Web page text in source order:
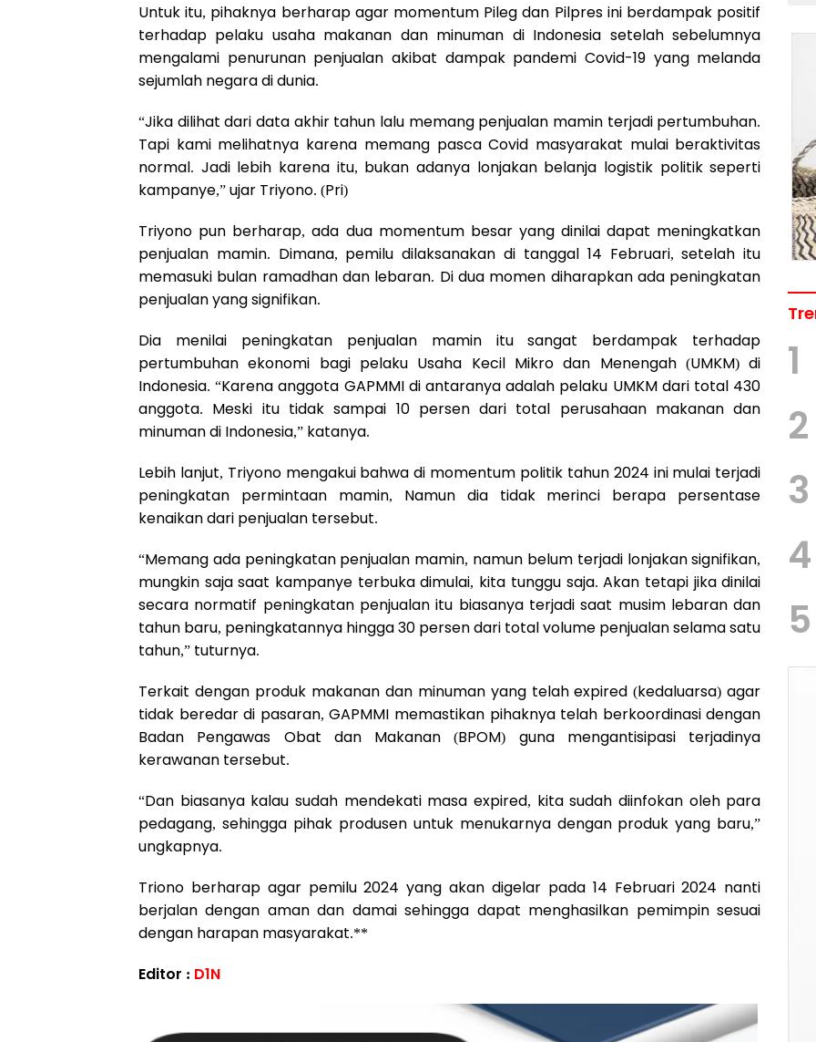
Untuk itu, pihaknya berharap agar momentum Pileg dan Pilpres ini berdampak positif
terhadap pelaku usaha makanan dan minuman di Indonesia setelah sebelumnya
mengalami penurunan penjualan akibat dampak pandemi Covid-19 yang melanda
sejumlah negara di dunia.
“Jika dilihat dari data akhir tahun lalu memang penjualan mamin terjadi pertumbuhan.
Tapi kami melihatnya karena memang pasca Covid masyarakat mulai beraktivitas
normal. Jadi lebih karena itu, bukan adanya lonjakan belanja logistik politik seperti
kampanye,” ujar Triyono. (Pri)
Triyono pun berharap, ada dua momentum besar yang dinilai dapat meningkatkan
penjualan mamin. Dimana, pemilu dilaksanakan di tanggal 14 Februari, setelah itu
memasuki bulan ramadhan dan lebaran. Di dua momen diharapkan ada peningkatan
penjualan yang signifikan.
Dia menilai peningkatan penjualan mamin itu sangat berdampak terhadap
pertumbuhan ekonomi bagi pelaku Usaha Kecil Mikro dan Menengah (UMKM) di
Indonesia. “Karena anggota GAPMMI di antaranya adalah pelaku UMKM dari total 430
anggota. Meski itu tidak sampai 10 persen dari total perusahaan makanan dan
minuman di Indonesia,” katanya.
Lebih lanjut, Triyono mengakui bahwa di momentum politik tahun 2024 ini mulai terjadi
peningkatan permintaan mamin, Namun dia tidak merinci berapa persentase
kenaikan dari penjualan tersebut.
“Memang ada peningkatan penjualan mamin, namun belum terjadi lonjakan signifikan,
mungkin saja saat kampanye terbuka dimulai, kita tunggu saja. Akan tetapi jika dinilai
secara normatif peningkatan penjualan itu biasanya terjadi saat musim lebaran dan
tahun baru, peningkatannya hingga 30 persen dari total volume penjualan selama satu
tahun,” tuturnya.
Terkait dengan produk makanan dan minuman yang telah expired (kedaluarsa) agar
tidak beredar di pasaran, GAPMMI memastikan pihaknya telah berkoordinasi dengan
Badan Pengawas Obat dan Makanan (BPOM) guna mengantisipasi terjadinya
kerawanan tersebut.
“Dan biasanya kalau sudah mendekati masa expired, kita sudah diinfokan oleh para
pedagang, sehingga pihak produsen untuk menukarnya dengan produk yang baru,”
ungkapnya.
Triono berharap agar pemilu 2024 yang akan digelar pada 14 Februari 2024 nanti
berjalan dengan aman dan damai sehingga dapat menghasilkan pemimpin sesuai
dengan harapan masyarakat.**
Editor : D1N
1
2
3
4
5